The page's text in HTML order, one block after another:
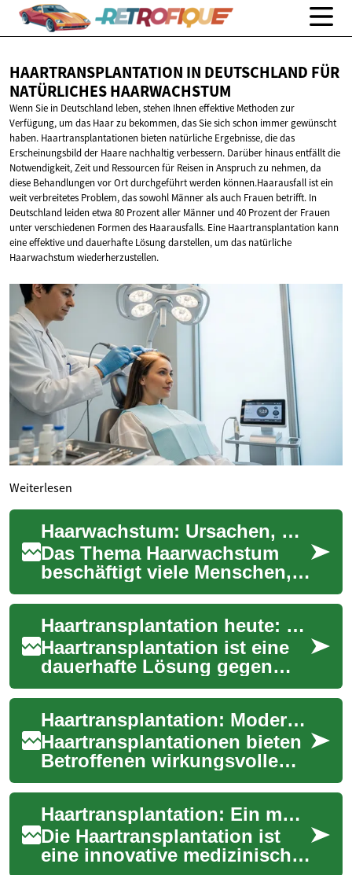
HAARTRANSPLANTATION IN DEUTSCHLAND FÜR
NATÜRLICHES HAARWACHSTUM
Wenn Sie in Deutschland leben, stehen Ihnen effektive Methoden zur
Verfügung, um das Haar zu bekommen, das Sie sich schon immer gewünscht
haben. Haartransplantationen bieten natürliche Ergebnisse, die das
Erscheinungsbild der Haare nachhaltig verbessern. Darüber hinaus entfällt die
Notwendigkeit, Zeit und Ressourcen für Reisen in Anspruch zu nehmen, da
diese Behandlungen vor Ort durchgeführt werden können.Haarausfall ist ein
weit verbreitetes Problem, das sowohl Männer als auch Frauen betrifft. In
Deutschland leiden etwa 80 Prozent aller Männer und 40 Prozent der Frauen
unter verschiedenen Formen des Haarausfalls. Eine Haartransplantation kann
eine effektive und dauerhafte Lösung darstellen, um das natürliche
Haarwachstum wiederherzustellen.
Weiterlesen
Haarwachstum: Ursachen, Lösungen und natürliche Fördermethoden
Das Thema Haarwachstum
beschäftigt viele Menschen,
die sich eine volle und
gesunde Haarpracht
wünschen. Ein gesundes ...Haartransplantation heute: Methoden, Forschung & Ergebnisse
Haartransplantation ist eine
dauerhafte Lösung gegen
Haarausfall, die dank
moderner Techniken
natürlichere Resultate ...
Haartransplantation: Moderne Hilfe gegen Haarausfall
Haartransplantationen bieten
Betroffenen wirkungsvolle
Möglichkeiten, lichter
werdendes Haar natürlich zu
rekonstruie...
Haartransplantation: Ein moderner Weg zu vollerem Haar
Die Haartransplantation ist
eine innovative medizinische